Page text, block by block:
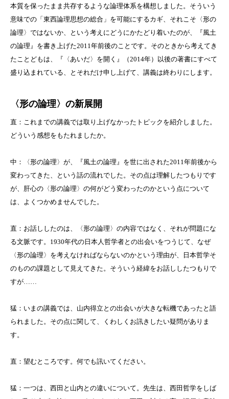
本質を保ったまま共存するような論理体系を構想しました。そういう
意味での「東西論理思想の総合」を可能にするカギ、それこそ〈形の
論理〉ではないか、という考えにどうにかたどり着いたのが、『風土
の論理』を書き上げた2011年前後のことです。そのときから考えてき
たことどもは、『〈あいだ〉を開く』（2014年）以後の著書にすべて
盛り込まれている、とそれだけ申し上げて、講義は終わりにします。
〈形の論理〉の新展開
直：これまでの講義では取り上げなかったトピックを紹介しました。
どういう感想をもたれましたか。
中：〈形の論理〉が、『風土の論理』を世に出された2011年前後から
変わってきた、という話の流れでした。その点は理解したつもりです
が、肝心の〈形の論理〉の何がどう変わったのかという点について
は、よくつかめませんでした。
直：お話ししたのは、〈形の論理〉の内容ではなく、それが問題にな
る文脈です。 1930年代の日本人哲学者との出会いをつうじて、なぜ
〈形の論理〉を考えなければならないのかという理由が、日本哲学そ
のものの課題として見えてきた。そういう経緯をお話ししたつもりで
すが……
猛：いまの講義では、山内得立との出会いが大きな転機であったと語
られました。その点に関して、くわしくお訊きしたい疑問がありま
す。
直：望むところです。何でも訊いてください。
猛：一つは、西田と山内との違いについて。先生は、西田哲学をしば